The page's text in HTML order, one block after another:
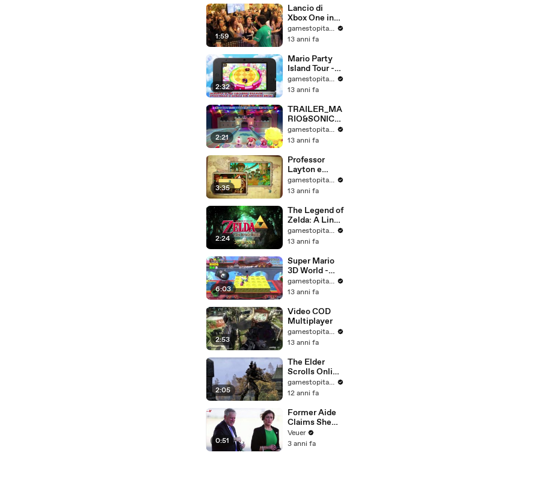
(HD)
1:59
Lancio di
Xbox One in
collaborazion
e con
Emis Killa
gamestopitalia
13 anni fa
2:32
Mario Party
Island Tour -
Official Trailer
- da Nintendo
gamestopitalia
13 anni fa
2:21
TRAILER_MA
RIO&SONIC_I
T
gamestopitalia
13 anni fa
3:35
Professor
Layton e
l'eredità degli
Aslant -
- da Nintendo
gamestopitalia
13 anni fa
2:24
The Legend of
Zelda: A Link
Between
Worlds -
- da Nintendo
gamestopitalia
13 anni fa
6:03
Super Mario
3D World -
Red Carpet
Completed
Nintendo
gamestopitalia
13 anni fa
2:53
Video COD
Multiplayer
gamestopitalia
13 anni fa
2:05
The Elder
Scrolls Online
- Official
Trailer - da
gamestopitalia
12 anni fa
0:51
Former Aide
Claims She
Was Asked to
Make a ‘Hit
Veuer
3 anni fa